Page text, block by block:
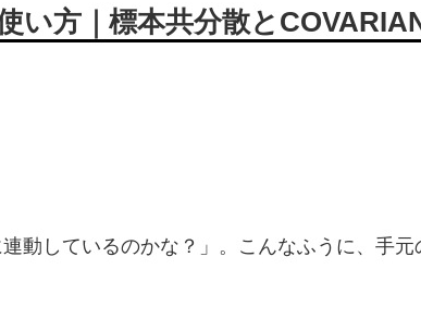
い方｜標本共分散と
動しているのかな？」。こんなふうに、手